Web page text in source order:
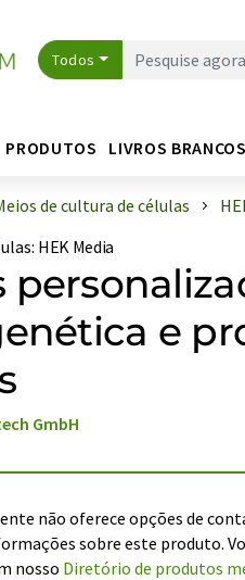
Todos
PRODUTOS LIVROS BRANCOS
de cultura de células
: HEK Media
e
GmbH
não oferece opções de
sobre este produto.
nosso Diretório de produtos